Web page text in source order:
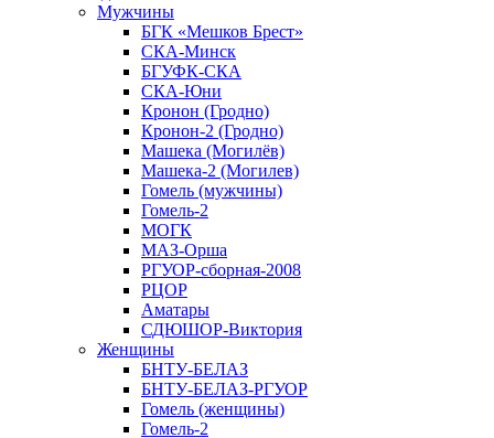
Мужчины
БГК «Мешков Брест»
СКА-Минск
БГУФК-СКА
СКА-Юни
Кронон (Гродно)
Кронон-2 (Гродно)
Машека (Могилёв)
Машека-2 (Могилев)
Гомель (мужчины)
Гомель-2
МОГК
МАЗ-Орша
РГУОР-сборная-2008
РЦОР
Аматары
СДЮШОР-Виктория
Женщины
БНТУ-БЕЛАЗ
БНТУ-БЕЛАЗ-РГУОР
Гомель (женщины)
Гомель-2